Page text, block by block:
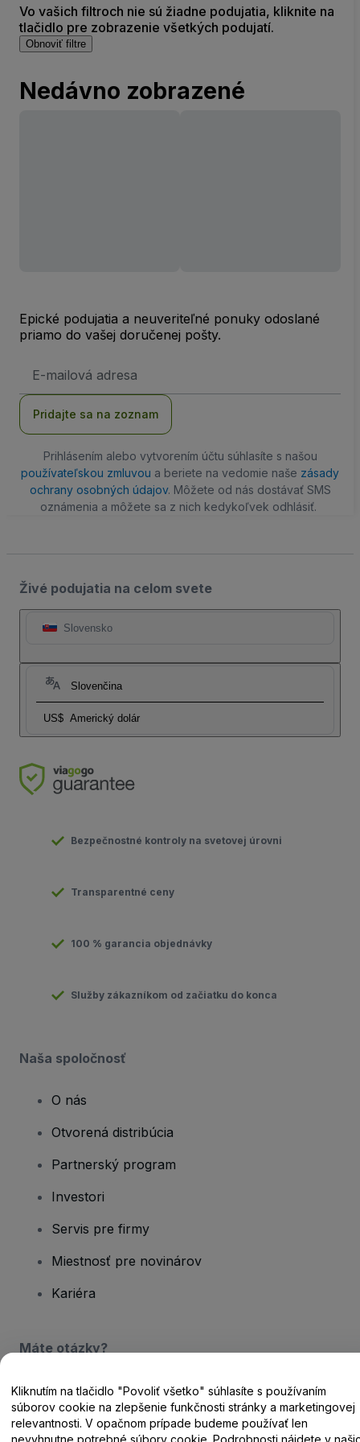
Vo vašich filtroch nie sú žiadne podujatia, kliknite na
tlačidlo pre zobrazenie všetkých podujatí.
Obnoviť filtre
Nedávno zobrazené
Epické podujatia a neuveriteľné ponuky odoslané
priamo do vašej doručenej pošty.
mailová
Pridajte sa na zoznam
Prihlásením alebo vytvorením účtu súhlasíte s našou
používateľskou zmluvou a beriete na vedomie naše zásady
ochrany osobných údajov. Môžete od nás dostávať SMS
oznámenia a môžete sa z nich kedykoľvek odhlásiť.
Živé podujatia na celom svete
Slovensko
Slovenčina
US$ Americký dolár
Bezpečnostné kontroly na svetovej úrovni
Transparentné ceny
100 % garancia objednávky
Služby zákazníkom od začiatku do konca
Naša spoločnosť
O nás
Otvorená distribúcia
Partnerský program
Investori
Servis pre firmy
Miestnosť pre novinárov
Kariéra
Máte otázky?
Centrum pomoci / Kontaktujte nás
Kliknutím na tlačidlo "Povoliť všetko" súhlasíte s používaním
súborov cookie na zlepšenie funkčnosti stránky a marketingovej
relevantnosti. V opačnom prípade budeme používať len
nevyhnutne potrebné súbory cookie. Podrobnosti nájdete v